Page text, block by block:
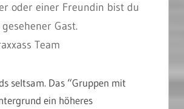
oder einer Freundin bist du
Gast.
Team
seltsam. Das “Gruppen mit
ein höheres